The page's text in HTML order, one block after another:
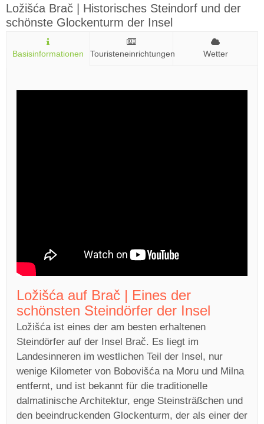
Ložišća Brač | Historisches Steindorf und der
schönste Glockenturm der Insel
Basisinformationen Touristeneinrichtungen Wetter
Ložišća auf Brač | Eines der
schönsten Steindörfer der Insel
Ložišća ist eines der am besten erhaltenen
Steindörfer auf der Insel Brač. Es liegt im
Landesinneren im westlichen Teil der Insel, nur
wenige Kilometer von Bobovišća na Moru und Milna
entfernt, und ist bekannt für die traditionelle
dalmatinische Architektur, enge Steinsträßchen und
den beeindruckenden Glockenturm, der als einer der